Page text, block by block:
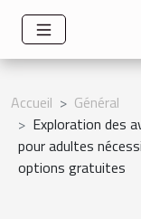
Accueil
Général
Exploration des
pour adultes
options gratuites